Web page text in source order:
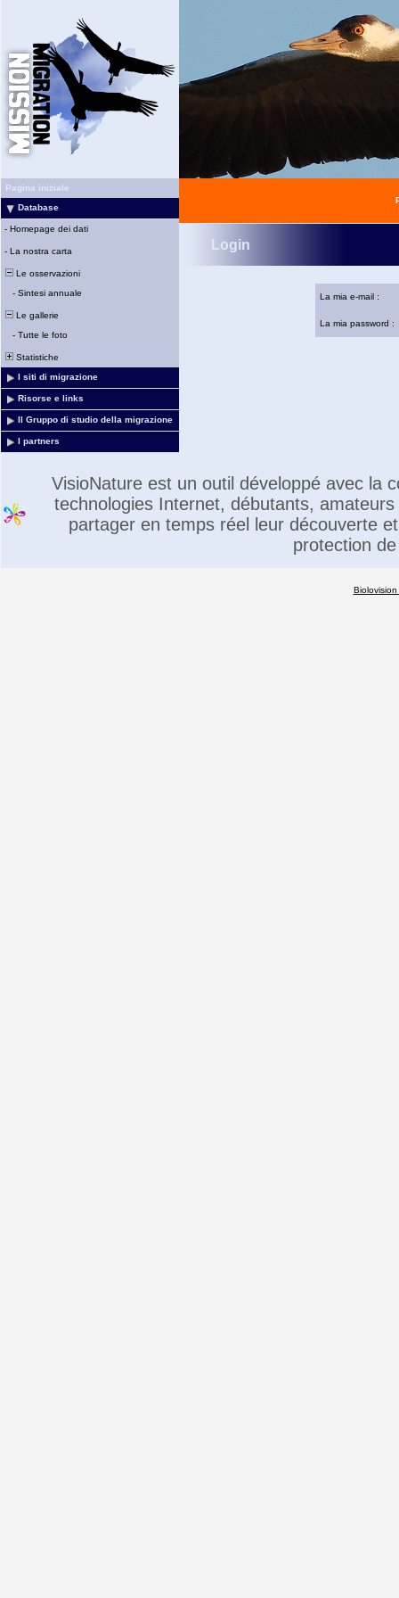
Pagina iniziale
Database
- Homepage dei dati
- La nostra carta
Le osservazioni
- Sintesi annuale
Le gallerie
- Tutte le foto
Statistiche
I siti di migrazione
Risorse e links
Il Gruppo di studio della migrazione
I partners
Login
La mia e-mail :
La mia password :
VisioNature est un outil développé avec la
technologies Internet, débutants,
partager en temps réel leur découverte
protection
Biolovision